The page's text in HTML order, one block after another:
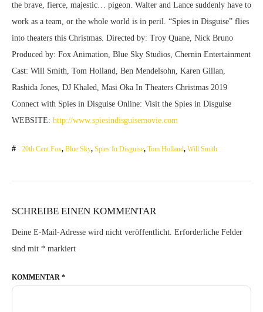
the brave, fierce, majestic… pigeon. Walter and Lance suddenly have to
work as a team, or the whole world is in peril. “Spies in Disguise” flies
into theaters this Christmas. Directed by: Troy Quane, Nick Bruno
Produced by: Fox Animation, Blue Sky Studios, Chernin Entertainment
Cast: Will Smith, Tom Holland, Ben Mendelsohn, Karen Gillan,
Rashida Jones, DJ Khaled, Masi Oka In Theaters Christmas 2019
Connect with Spies in Disguise Online: Visit the Spies in Disguise
WEBSITE: http://www.spiesindisguisemovie.com
20th Cent Fox, Blue Sky, Spies In Disguise, Tom Holland, Will Smith
SCHREIBE EINEN KOMMENTAR
Deine E-Mail-Adresse wird nicht veröffentlicht. Erforderliche Felder
sind mit * markiert
KOMMENTAR *